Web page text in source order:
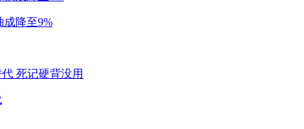
成降至9%